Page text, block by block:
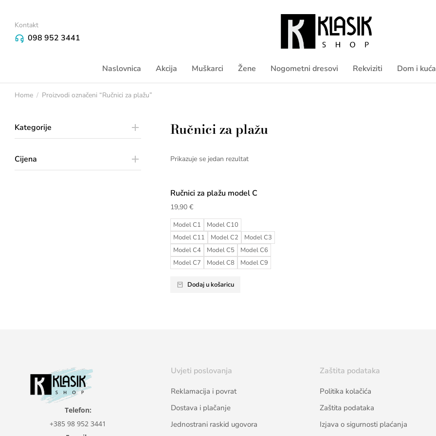
Kontakt
098 952 3441
Naslovnica Akcija Muškarci Žene Nogometni dresovi Rekviziti Dom i
You are here:
Home Proizvodi označeni “Ručnici za plažu”
Kategorije
Cijena
Ručnici za plažu
Prikazuje se jedan rezultat
Model C1
Model C10
Model C11
Model C2
Model C3
Model C4
Model C5
Model C6
Model C7
Model C8 Model C9
Ručnici za plažu model C
19,90 €
Dodaj u košaricu
Telefon:
+385 98 952 3441
Uvjeti poslovanja
Reklamacija i povrat
Dostava i plačanje
Jednostrani raskid ugovora
Zaštita podataka
Politika kolačića
Zaštita podataka
Izjava o sigurnosti plaćanja